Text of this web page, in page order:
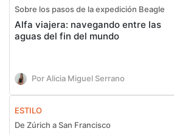
Sobre los pasos de la expedición Beagle
Alfa viajera: navegando entre las
aguas del fin del mundo
Por Alicia Miguel Serrano
ESTILO
De Zúrich a San Francisco